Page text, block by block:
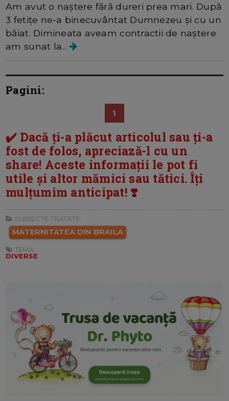
Am avut o naștere fără dureri prea mari. După
3 fetițe ne-a binecuvântat Dumnezeu și cu un
băiat. Dimineata aveam contractii de naștere
am sunat la...
Pagini:
1
✔️ Dacă ți-a plăcut articolul sau ți-a
fost de folos, apreciază-l cu un
share! Aceste informații le pot fi
utile și altor mămici sau tătici. Îți
mulțumim anticipat! ❣️
SUBIECTE TRATATE:
MATERNITATEA DIN BRAILA
TEMA:
DIVERSE